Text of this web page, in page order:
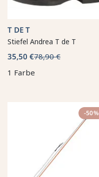
T DE T
Stiefel Andrea T de T
35,50 €78,90 €
1 Farbe
-50%